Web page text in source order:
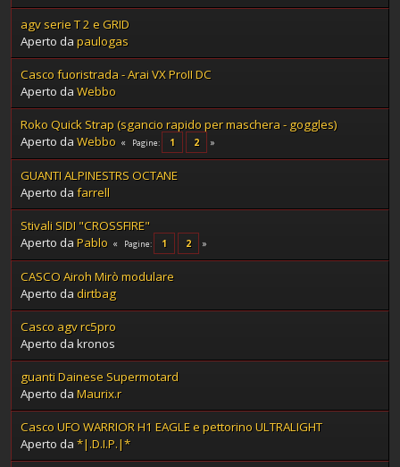
agv serie T 2 e GRID
Aperto da paulogas
Casco fuoristrada - Arai VX ProII DC
Aperto da Webbo
Roko Quick Strap (sgancio rapido per maschera - goggles)
Aperto da Webbo Pagine 1 2
GUANTI ALPINESTRS OCTANE
Aperto da farrell
Stivali SIDI "CROSSFIRE"
Aperto da Pablo Pagine 1 2
CASCO Airoh Mirò modulare
Aperto da dirtbag
Casco agv rc5pro
Aperto da kronos
guanti Dainese Supermotard
Aperto da Maurix.r
Casco UFO WARRIOR H1 EAGLE e pettorino ULTRALIGHT
Aperto da *|.D.I.P.|*